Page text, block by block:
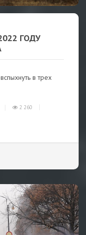
ГОДУ
в трех
2 260